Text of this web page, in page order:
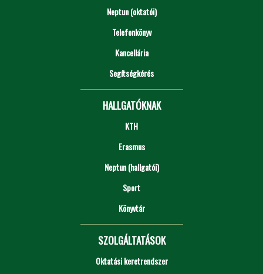
Neptun (oktatói)
Telefonkönyv
Kancellária
Segítségkérés
HALLGATÓKNAK
KTH
Erasmus
Neptun (hallgatói)
Sport
Könyvtár
SZOLGÁLTATÁSOK
Oktatási keretrendszer